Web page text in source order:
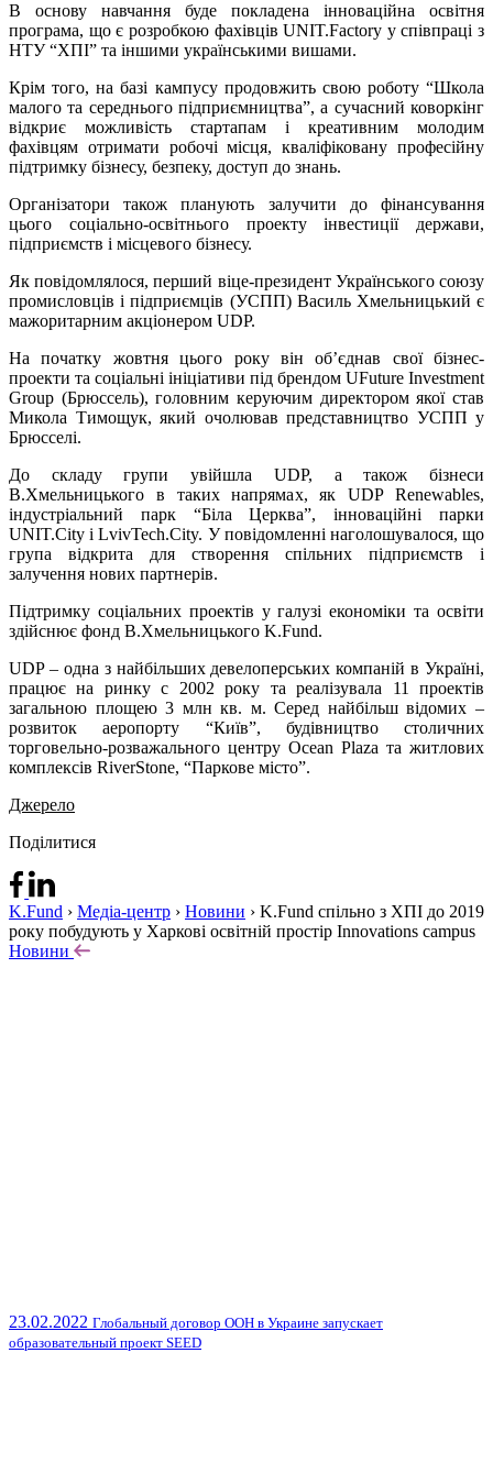
В основу навчання буде покладена інноваційна освітня
програма, що є розробкою фахівців UNIT.Factory у співпраці з
НТУ “ХПІ” та іншими українськими вишами.
Крім того, на базі кампусу продовжить свою роботу “Школа
малого та середнього підприємництва”, а сучасний коворкінг
відкриє можливість стартапам і креативним молодим
фахівцям отримати робочі місця, кваліфіковану професійну
підтримку бізнесу, безпеку, доступ до знань.
Організатори також планують залучити до фінансування
цього соціально-освітнього проекту інвестиції держави,
підприємств і місцевого бізнесу.
Як повідомлялося, перший віце-президент Українського союзу
промисловців і підприємців (УСПП) Василь Хмельницький є
мажоритарним акціонером UDP.
На початку жовтня цього року він об’єднав свої бізнес-
проекти та соціальні ініціативи під брендом UFuture Investment
Group (Брюссель), головним керуючим директором якої став
Микола Тимощук, який очолював представництво УСПП у
Брюсселі.
До складу групи увійшла UDP, а також бізнеси
В.Хмельницького в таких напрямах, як UDP Renewables,
індустріальний парк “Біла Церква”, інноваційні парки
UNIT.City і LvivTech.City. У повідомленні наголошувалося, що
група відкрита для створення спільних підприємств і
залучення нових партнерів.
Підтримку соціальних проектів у галузі економіки та освіти
здійснює фонд В.Хмельницького K.Fund.
UDP – одна з найбільших девелоперських компаній в Україні,
працює на ринку c 2002 року та реалізувала 11 проектів
загальною площею 3 млн кв. м. Серед найбільш відомих –
розвиток аеропорту “Київ”, будівництво столичних
торговельно-розважального центру Ocean Plaza та житлових
комплексів RiverStone, “Паркове місто”.
Джерело
Поділитися
K.Fund › Медіа-центр › Новини › K.Fund спільно з ХПІ до 2019
року побудують у Харкові освітній простір Innovations campus
Новини
23.02.2022 Глобальный договор ООН в Украине запускает
образовательный проект SEED